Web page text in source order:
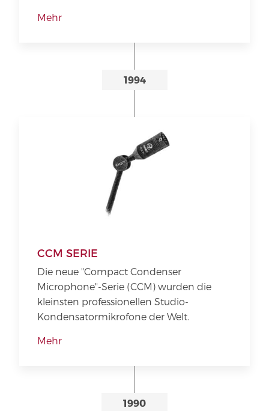
Mehr
1994
CCM SERIE
Die neue "Compact Condenser
Microphone"-Serie (CCM) wurden die
kleinsten professionellen Studio-
Kondensatormikrofone der Welt.
Mehr
1990